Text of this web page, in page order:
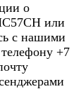
о
или
с нашими
+7